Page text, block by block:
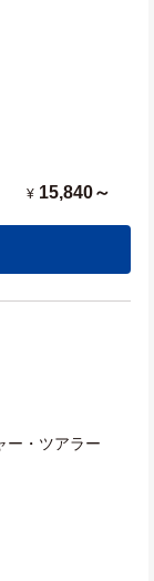
¥ 15,840～
ー・ツアラー